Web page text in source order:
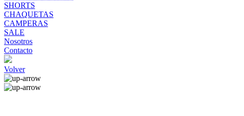
SHORTS
CHAQUETAS
CAMPERAS
SALE
Nosotros
Contacto
Volver